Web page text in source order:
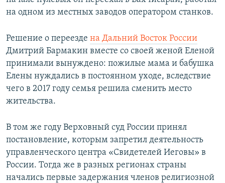
на одном из местных заводов оператором станков.
Решение о переезде на Дальний Восток России
Дмитрий Бармакин вместе со своей женой Еленой
принимали вынуждено: пожилые мама и бабушка
Елены нуждались в постоянном уходе, вследствие
чего в 2017 году семья решила сменить место
жительства.
В том же году Верховный суд России принял
постановление, которым запретил деятельность
управленческого центра «Свидетелей Иеговы» в
России. Тогда же в разных регионах страны
начались первые задержания членов религиозной